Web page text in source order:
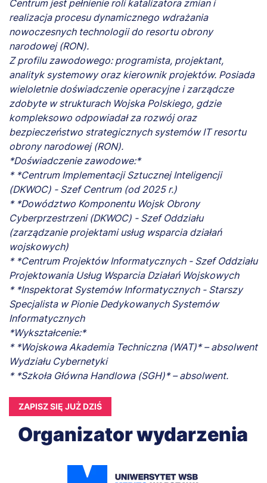
Centrum jest pełnienie roli katalizatora zmian i
realizacja procesu dynamicznego wdrażania
nowoczesnych technologii do resortu obrony
narodowej (RON).
Z profilu zawodowego: programista, projektant,
analityk systemowy oraz kierownik projektów. Posiada
wieloletnie doświadczenie operacyjne i zarządcze
zdobyte w strukturach Wojska Polskiego, gdzie
kompleksowo odpowiadał za rozwój oraz
bezpieczeństwo strategicznych systemów IT resortu
obrony narodowej (RON).
*Doświadczenie zawodowe:*
* *Centrum Implementacji Sztucznej Inteligencji
(DKWOC) - Szef Centrum (od 2025 r.)
* *Dowództwo Komponentu Wojsk Obrony
Cyberprzestrzeni (DKWOC) - Szef Oddziału
(zarządzanie projektami usług wsparcia działań
wojskowych)
* *Centrum Projektów Informatycznych - Szef Oddziału
Projektowania Usług Wsparcia Działań Wojskowych
* *Inspektorat Systemów Informatycznych - Starszy
Specjalista w Pionie Dedykowanych Systemów
Informatycznych
*Wykształcenie:*
* *Wojskowa Akademia Techniczna (WAT)* – absolwent
Wydziału Cybernetyki
* *Szkoła Główna Handlowa (SGH)* – absolwent.
ZAPISZ SIĘ JUŻ DZIŚ
Organizator wydarzenia